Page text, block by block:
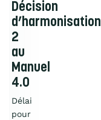
Décision
d’harmonisation
2
au
Manuel
4.0
Délai
pour